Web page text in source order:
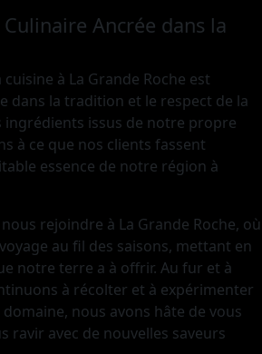
Ancrée dans la
à La Grande Roche est
dans la tradition et le respect de la
ingrédients issus de notre propre
à ce que nos clients fassent
essence de notre région à
rejoindre à La Grande Roche, où
au fil des saisons, mettant en
notre terre a à offrir. Au fur et à
à récolter et à expérimenter
nous avons hâte de vous
ravir avec de nouvelles saveurs